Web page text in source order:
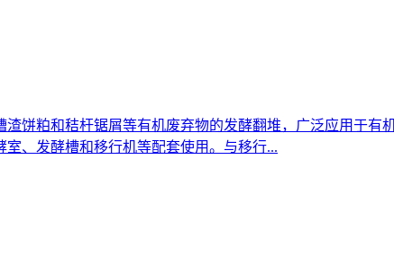
饼粕和秸杆锯屑等有机废弃物的发酵翻堆，广泛应用于
、发酵槽和移行机等配套使用。与移行...